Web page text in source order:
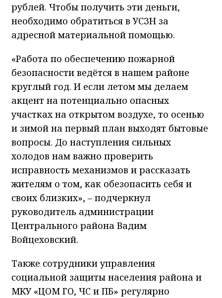
рублей. Чтобы получить эти деньги,
необходимо обратиться в УСЗН за
адресной материальной помощью.
«Работа по обеспечению пожарной
безопасности ведётся в нашем районе
круглый год. И если летом мы делаем
акцент на потенциально опасных
участках на открытом воздухе, то осенью
и зимой на первый план выходят бытовые
вопросы. До наступления сильных
холодов нам важно проверить
исправность механизмов и рассказать
жителям о том, как обезопасить себя и
своих близких», – подчеркнул
руководитель администрации
Центрального района Вадим
Войцеховский.
Также сотрудники управления
социальной защиты населения района и
МКУ «ЦОМ ГО, ЧС и ПБ» регулярно